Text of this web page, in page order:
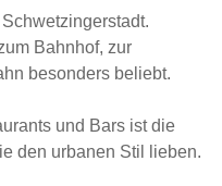
Bahnhof, zur
besonders beliebt.
und Bars ist die
den urbanen Stil lieben.